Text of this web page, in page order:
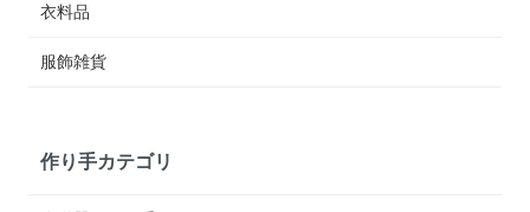
衣料品
服飾雑貨
作り手カテゴリ